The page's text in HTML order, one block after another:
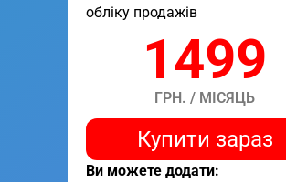
обліку продажів
1499
ГРН. / МІСЯЦЬ
Купити зараз
Ви можете додати: